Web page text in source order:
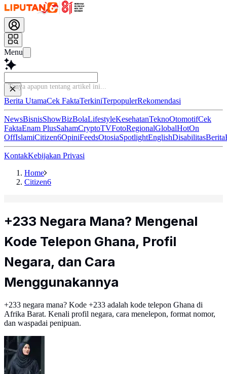
Menu
Bac
Berita UtamaCek FaktaTerkiniTerpopulerRekomendasi
NewsBisnisShowBizBolaLifestyleKesehatanTeknoOtomotifCek
FaktaEnam PlusSahamCryptoTVFotoRegionalGlobalHotOn
OffIslamiCitizen6OpiniFeedsOtosiaSpotlightEnglishDisabilitasBerita
KontakKebijakan Privasi
Home
Citizen6
+233 Negara Mana? Mengenal
Kode Telepon Ghana, Profil
Negara, dan Cara
Menggunakannya
+233 negara mana? Kode +233 adalah kode telepon Ghana di
Afrika Barat. Kenali profil negara, cara menelepon, format nomor,
dan waspadai penipuan.